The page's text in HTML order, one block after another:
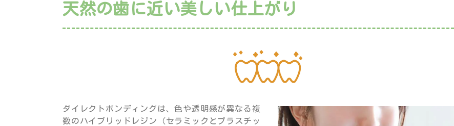
天然の歯に近い美しい仕上がり
ダイレクトボンディングは、色や透明感が異なる複
数のハイブリッドレジン（セラミックとプラスチッ